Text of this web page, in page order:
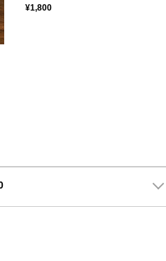
¥1,800